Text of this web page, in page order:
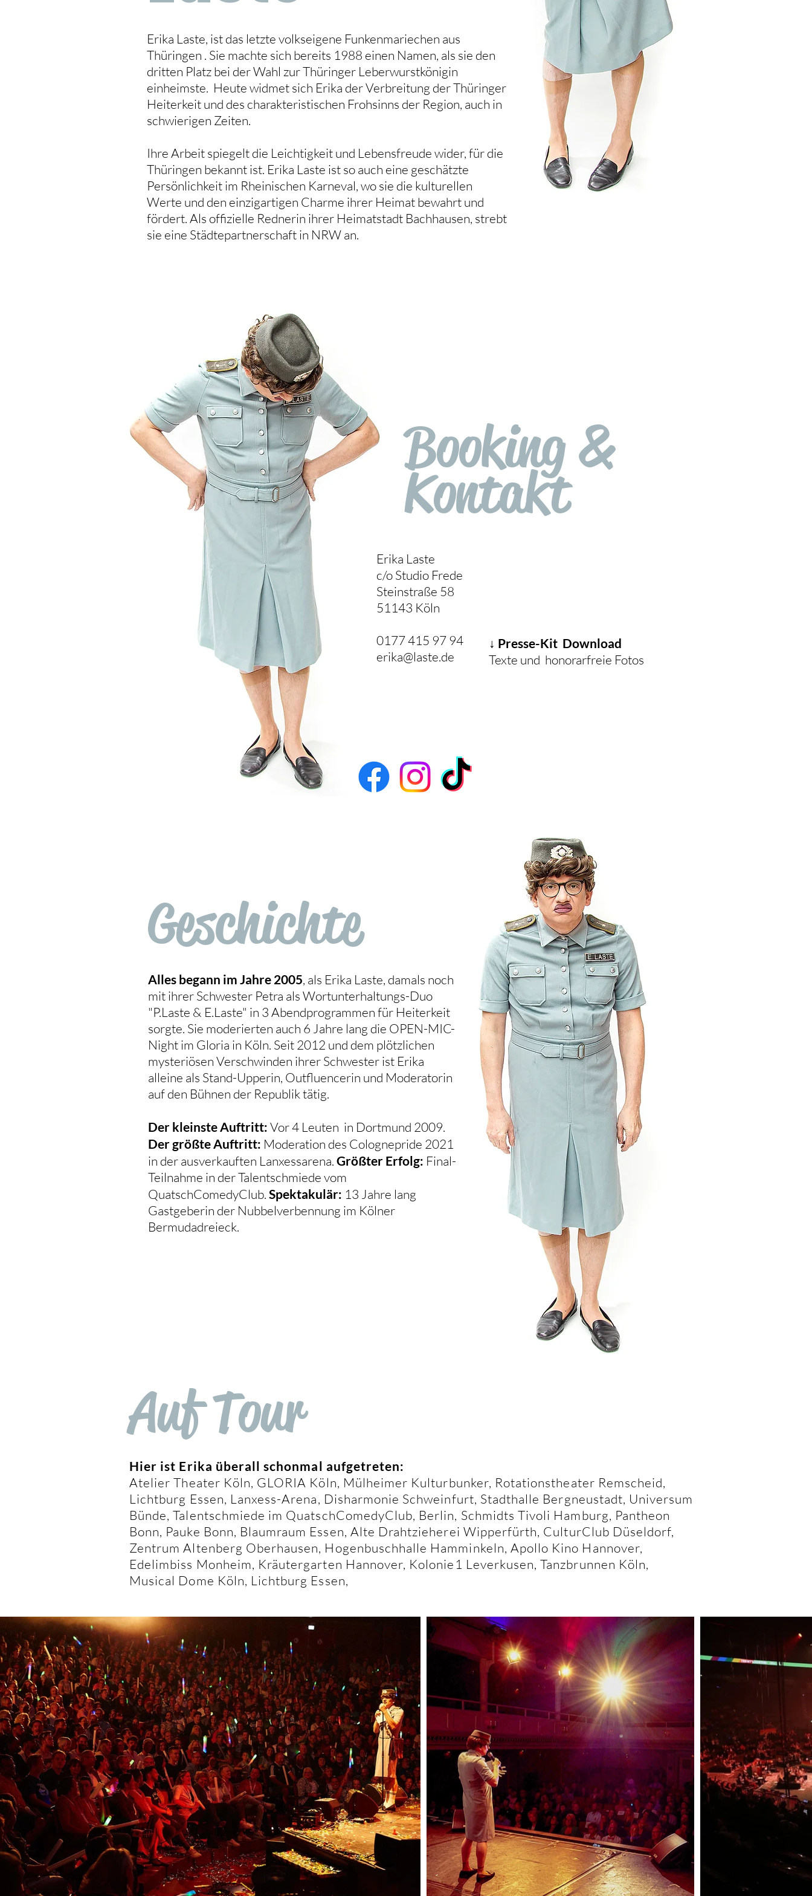
Erika Laste, ist das letzte volkseigene Funkenmariechen aus
Thüringen . Sie machte sich bereits 1988 einen Namen, als sie den
dritten Platz bei der Wahl zur Thüringer Leberwurstkönigin
einheimste. Heute widmet sich Erika der Verbreitung der Thüringer
Heiterkeit und des charakteristischen Frohsinns der Region, auch in
schwierigen Zeiten.
Ihre Arbeit spiegelt die Leichtigkeit und Lebensfreude wider, für die
Thüringen bekannt ist. Erika Laste ist so auch eine geschätzte
Persönlichkeit im Rheinischen Karneval, wo sie die kulturellen
Werte und den einzigartigen Charme ihrer Heimat bewahrt und
fördert. Als offizielle Rednerin ihrer Heimatstadt Bachhausen, strebt
sie eine Städtepartnerschaft in NRW an.
Erika Laste
c/o Studio Frede
Steinstraße 58
51143 Köln
0177 415 97 94
erika@laste.de
Booking &
Kontakt
↓ Presse-Kit Download
Texte und honorarfreie Fotos
Alles begann im Jahre 2005, als Erika Laste, damals noch
mit ihrer Schwester Petra als Wortunterhaltungs-Duo
"P.Laste & E.Laste" in 3 Abendprogrammen für Heiterkeit
sorgte. Sie moderierten auch 6 Jahre lang die OPEN-MIC-
Night im Gloria in Köln. Seit 2012 und dem plötzlichen
mysteriösen Verschwinden ihrer Schwester ist Erika
alleine als Stand-Upperin, Outfluencerin und Moderatorin
auf den Bühnen der Republik tätig.
Der kleinste Auftritt: Vor 4 Leuten in Dortmund 2009.
Der größte Auftritt: Moderation des Colognepride 2021
in der ausverkauften Lanxessarena. Größter Erfolg: Final-
Teilnahme in der Talentschmiede vom
QuatschComedyClub. Spektakulär: 13 Jahre lang
Gastgeberin der Nubbelverbennung im Kölner
Bermudadreieck.
Geschichte
Auf Tour
Hier ist Erika überall schonmal aufgetreten:
Atelier Theater Köln, GLORIA Köln, Mülheimer Kulturbunker, Rotationstheater Remscheid,
Lichtburg Essen, Lanxess-Arena, Disharmonie Schweinfurt, Stadthalle Bergneustadt, Universum
Bünde, Talentschmiede im QuatschComedyClub, Berlin, Schmidts Tivoli Hamburg, Pantheon
Bonn, Pauke Bonn, Blaumraum Essen, Alte Drahtzieherei Wipperfürth, CulturClub Düseldorf,
Zentrum Altenberg Oberhausen, Hogenbuschhalle Hamminkeln, Apollo Kino Hannover,
Edelimbiss Monheim, Kräutergarten Hannover, Kolonie1 Leverkusen, Tanzbrunnen Köln,
Musical Dome Köln, Lichtburg Essen,